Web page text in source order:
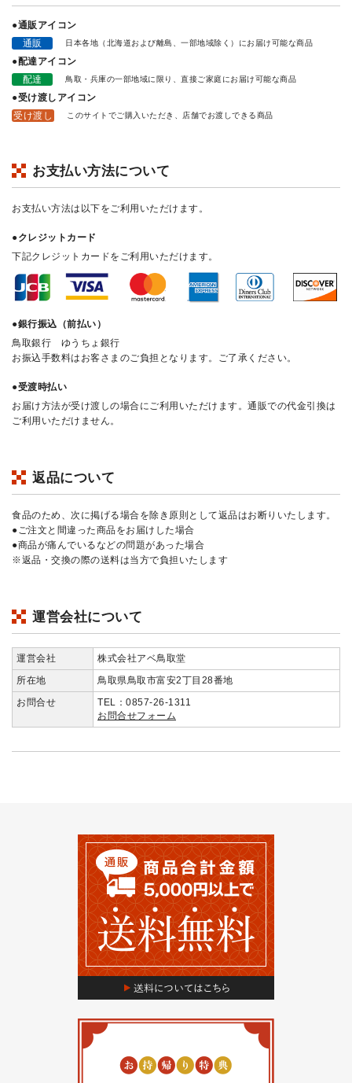
●通販アイコン
通販
日本各地（北海道および離島、一部地域除く）にお届け可能な商品
●配達アイコン
配達
鳥取・兵庫の一部地域に限り、直接ご家庭にお届け可能な商品
●受け渡しアイコン
受け渡し
このサイトでご購入いただき、店舗でお渡しできる商品
お支払い方法について
お支払い方法は以下をご利用いただけます。
●クレジットカード
下記クレジットカードをご利用いただけます。
●銀行振込（前払い）
鳥取銀行 ゆうちょ銀行
お振込手数料はお客さまのご負担となります。ご了承ください。
●受渡時払い
お届け方法が受け渡しの場合にご利用いただけます。通販での代金引換は
ご利用いただけません。
返品について
食品のため、次に掲げる場合を除き原則として返品はお断りいたします。
●ご注文と間違った商品をお届けした場合
●商品が痛んでいるなどの問題があった場合
※返品・交換の際の送料は当方で負担いたします
運営会社について
運営会社
株式会社アベ鳥取堂
所在地
鳥取県鳥取市富安2丁目28番地
お問合せ
TEL：0857-26-1311
お問合せフォーム